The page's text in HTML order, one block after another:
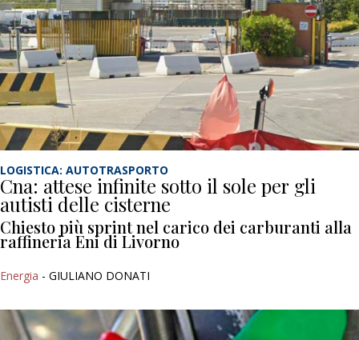
LOGISTICA: AUTOTRASPORTO
Cna: attese infinite sotto il sole per gli
autisti delle cisterne
Chiesto più sprint nel carico dei carburanti alla
raffineria Eni di Livorno
Energia - GIULIANO DONATI